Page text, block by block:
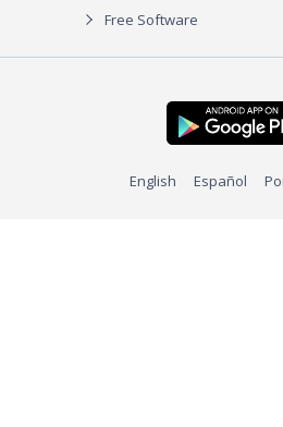
Free Software
English Español